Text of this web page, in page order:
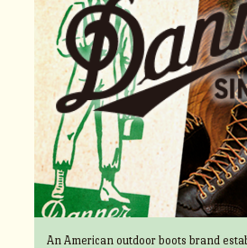
An American outdoor boots brand